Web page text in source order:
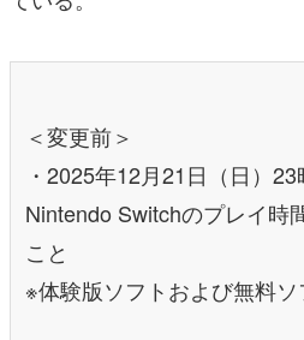
＜変更前＞
・2025年12月21日（日）23
Nintendo Switchのプレイ時
こと
※体験版ソフトおよび無料ソ